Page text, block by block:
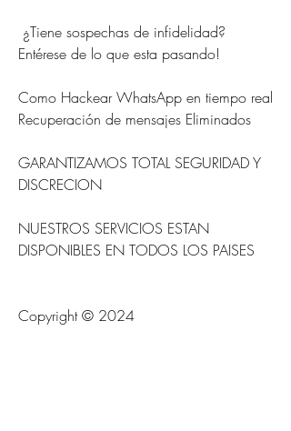
GARANTIZAMOS TOTAL SEGURIDAD Y
DISCRECION
NUESTROS SERVICIOS ESTAN
Copyright © 2024